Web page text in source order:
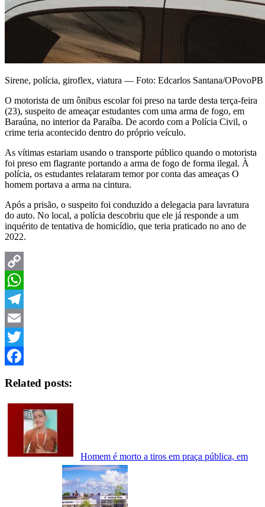
Sirene, polícia, giroflex, viatura — Foto: Edcarlos Santana/OPovoPB
O motorista de um ônibus escolar foi preso na tarde desta terça-feira
(23), suspeito de ameaçar estudantes com uma arma de fogo, em
Baraúna, no interior da Paraíba. De acordo com a Polícia Civil, o
crime teria acontecido dentro do próprio veículo.
As vítimas estariam usando o transporte público quando o motorista
foi preso em flagrante portando a arma de fogo de forma ilegal. À
polícia, os estudantes relataram temor por conta das ameaças O
homem portava a arma na cintura.
Após a prisão, o suspeito foi conduzido a delegacia para lavratura
do auto. No local, a polícia descobriu que ele já responde a um
inquérito de tentativa de homicídio, que teria praticado no ano de
2022.
Copy
Link
WhatsApp
Telegram
Email
Twitter
Related posts:
Homem é morto a tiros em praça pública, em